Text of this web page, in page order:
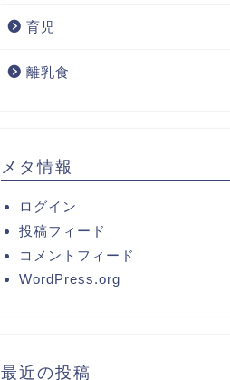
育児
離乳食
メタ情報
ログイン
投稿フィード
コメントフィード
WordPress.org
最近の投稿